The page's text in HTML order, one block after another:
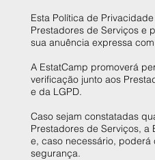
Esta Política de
Prestadores de Serviços e
sua anuência expressa
A EstatCamp promoverá
verificação junto aos
e da LGPD.
Caso sejam constatadas
Prestadores de Serviços,
e, caso necessário,
segurança.